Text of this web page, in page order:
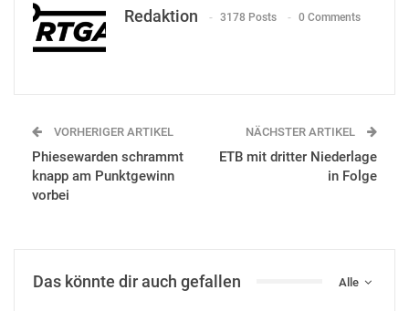
Redaktion 3178 Posts 0 Comments
VORHERIGER ARTIKEL
Phiesewarden schrammt
knapp am Punktgewinn
vorbei
NÄCHSTER ARTIKEL
ETB mit dritter Niederlage
in Folge
Alle
Das könnte dir auch gefallen